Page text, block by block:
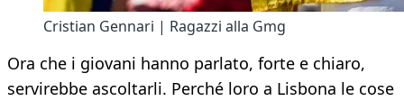
Cristian Gennari | Ragazzi alla Gmg
Ora che i giovani hanno parlato, forte e chiaro,
servirebbe ascoltarli. Perché loro a Lisbona le cose